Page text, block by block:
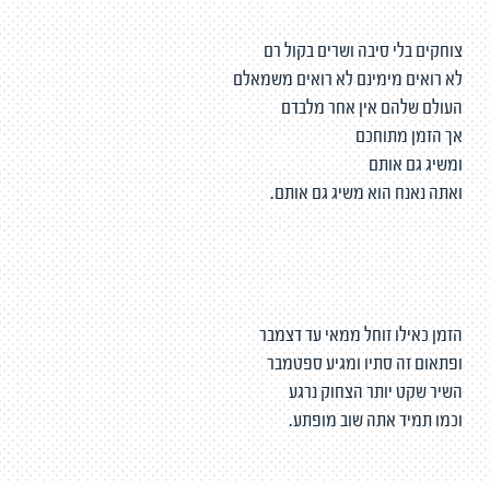
צוחקים בלי סיבה ושרים בקול רם
לא רואים מימינם לא רואים משמאלם
העולם שלהם אין אחר מלבדם
אך הזמן מתוחכם
ומשיג גם אותם
ואתה נאנח הוא משיג גם אותם.
הזמן כאילו זוחל ממאי עד דצמבר
ופתאום זה סתיו ומגיע ספטמבר
השיר שקט יותר הצחוק נרגע
וכמו תמיד אתה שוב מופתע.